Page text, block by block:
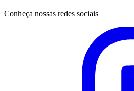
Conheça nossas redes sociais